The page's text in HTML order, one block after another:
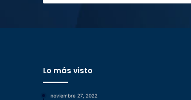
Lo más visto
noviembre 27, 2022